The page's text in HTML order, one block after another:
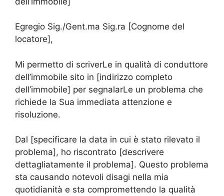
Egregio Sig./Gent.ma Sig.ra [Cognome del
locatore],
Mi permetto di scriverLe in qualità di conduttore
dell’immobile sito in [indirizzo completo
dell’immobile] per segnalarLe un problema che
richiede la Sua immediata attenzione e
risoluzione.
Dal [specificare la data in cui è stato rilevato il
problema], ho riscontrato [descrivere
dettagliatamente il problema]. Questo problema
sta causando notevoli disagi nella mia
quotidianità e sta compromettendo la qualità